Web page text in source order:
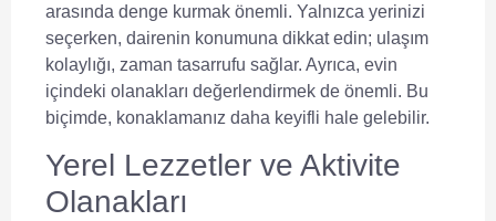
arasında denge kurmak önemli. Yalnızca yerinizi
seçerken, dairenin konumuna dikkat edin; ulaşım
kolaylığı, zaman tasarrufu sağlar. Ayrıca, evin
içindeki olanakları değerlendirmek de önemli. Bu
biçimde, konaklamanız daha keyifli hale gelebilir.
Yerel Lezzetler ve Aktivite
Olanakları